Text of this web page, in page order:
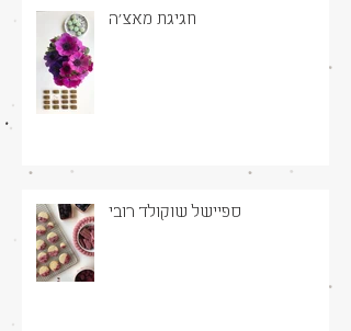
חגיגת מאצ׳ה
ספיישל שוקולד רובי